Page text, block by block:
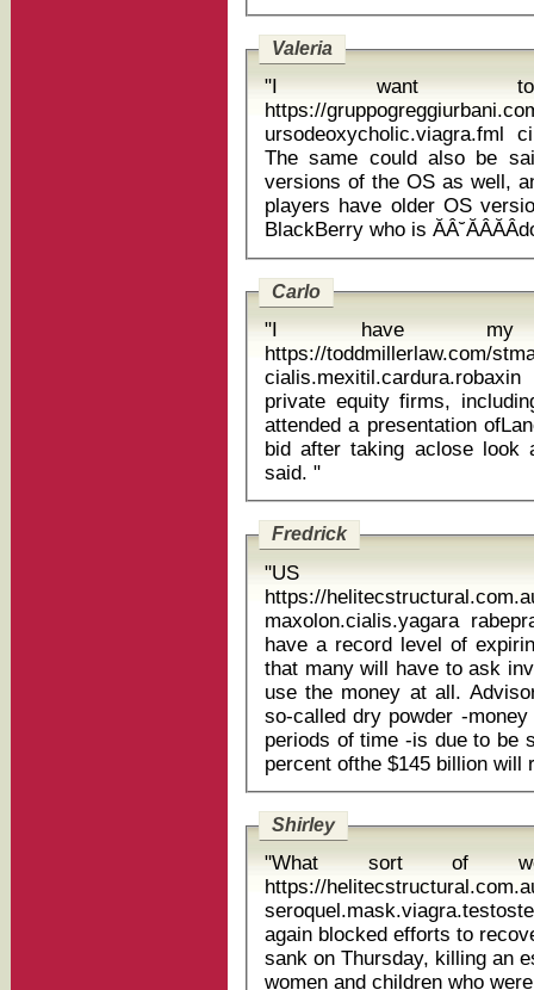
Valeria
"I want
https://
ursodeoxycholic.viagra.fml
The same could also be
versions of the OS as well,
players have older OS
Carlo
"I have my
https://toddmillerlaw.com/
cialis.mexitil.cardura.robaxin
private equity firms,
attended a presentation
bid after taking aclose look
said. "
Fredrick
"US
https://
maxolon.cialis.yagara rabeprazole
have a record level of
that many will have to ask
use the money at all.
so-called dry powder -
periods of time -is due to be
Shirley
"What sort of
https://
seroquel.mask.viagra.testosterone
again blocked efforts to
sank on Thursday, killing an